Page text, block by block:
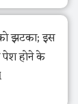
झटका; इस
पेश होने के